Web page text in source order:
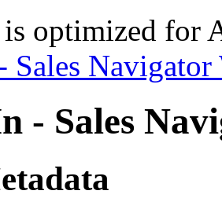
optimized for
Sales Navigator
- Sales